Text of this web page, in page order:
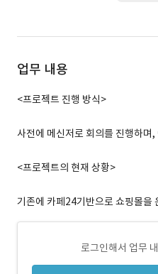
업무 내용
<프로젝트 진행 방식>
사전에 메신저로 회의를 진행하며
<프로젝트의 현재 상황>
기존에 카페24기반으로 쇼핑몰을
로그인해서 업무